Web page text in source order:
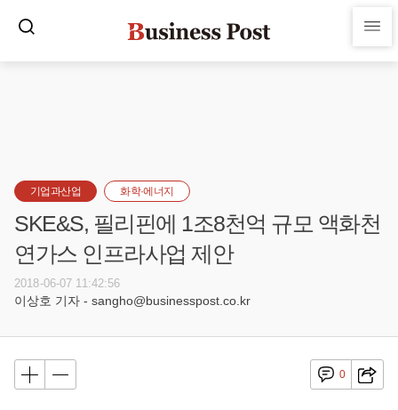
기업과산업 화학·에너지
SKE&S, 필리핀에 1조8천억 규모 액화천
연가스 인프라사업 제안
2018-06-07 11:42:56
이상호 기자 - sangho@businesspost.co.kr
0